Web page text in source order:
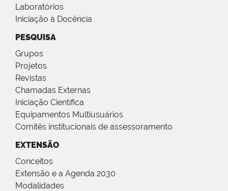
Laboratórios
Iniciação à Docência
PESQUISA
Grupos
Projetos
Revistas
Chamadas Externas
Iniciação Científica
Equipamentos Multiusuários
Comitês institucionais de assessoramento
EXTENSÃO
Conceitos
Extensão e a Agenda 2030
Modalidades